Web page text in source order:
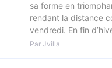
sa forme en
rendant la distance
vendredi. En fin
Par Jvilla